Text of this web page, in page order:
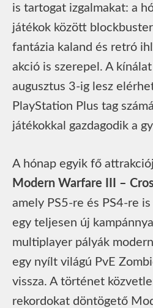
is tartogat izgalmakat: a
játékok között
fantázia kaland és retró
akció is szerepel. A
augusztus 3-ig lesz
PlayStation Plus tag
játékokkal gazdagodik a
A hónap egyik fő
Modern Warfare III –
amely PS5-re és PS4-re
egy teljesen új
multiplayer pályák
egy nyílt világú PvE
vissza. A történet
rekordokat döntögető